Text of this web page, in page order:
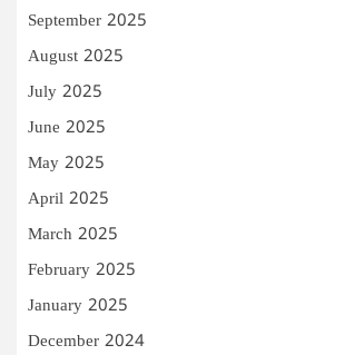
September 2025
August 2025
July 2025
June 2025
May 2025
April 2025
March 2025
February 2025
January 2025
December 2024